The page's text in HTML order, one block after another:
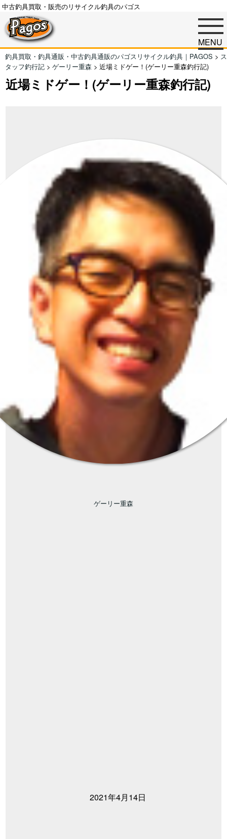
中古釣具買取・販売のリサイクル釣具のパゴス
MENU
釣具買取・釣具通販・中古釣具通販のパゴスリサイクル釣具｜PAGOS > ス
タッフ釣行記 > ゲーリー重森 > 近場ミドゲー！(ゲーリー重森釣行記)
近場ミドゲー！(ゲーリー重森釣行記)
ゲーリー重森
2021年4月14日